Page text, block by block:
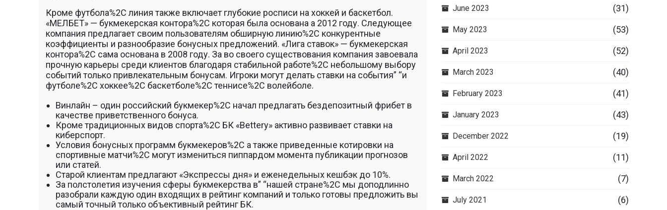
Кроме футбола%2C линия также включает глубокие росписи на хоккей и баскетбол.
«МЕЛБЕТ» — букмекерская контора%2C которая была основана а 2012 году. Следующее
компания предлагает своим пользователям обширную линию%2C конкурентные
коэффициенты и разнообразие бонусных предложений. «Лига ставок» — букмекерская
контора%2C сама основана в 2008 году. За во своего существования компания завоевала
прочную карьеры среди клиентов благодаря стабильной работе%2C небольшому выбору
событий только привлекательным бонусам. Игроки могут делать ставки на события” “и
футболе%2C хоккее%2C баскетболе%2C теннисе%2C волейболе.
Винлайн – один российский букмекер%2C начал предлагать бездепозитный фрибет в
качестве приветственного бонуса.
Кроме традиционных видов спорта%2C БК «Bettery» активно развивает ставки на
киберспорт.
Условия бонусных программ букмекеров%2C а также приведенные котировки на
спортивные матчи%2C могут измениться пиппардом момента публикации прогнозов
или статей.
Старой клиентам предлагают «Экспрессы дня» и еженедельных кешбэк до 10%.
За полстолетия изучения сферы букмекерства в” “нашей стране%2C мы доподлинно
разобрали каждую один входящих в рейтинг компаний и только готовы предложить вы
самый точный только объективный рейтинг БК.
June 2023 (31)
May 2023 (53)
April 2023 (52)
March 2023 (40)
February 2023 (41)
January 2023 (43)
December 2022 (19)
April 2022 (11)
March 2022 (7)
July 2021 (6)